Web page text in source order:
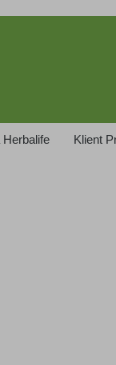
Herbalife Klient